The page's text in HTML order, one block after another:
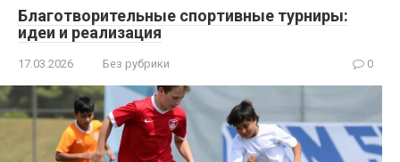
Благотворительные спортивные турниры:
идеи и реализация
17.03.2026 Без рубрики 0